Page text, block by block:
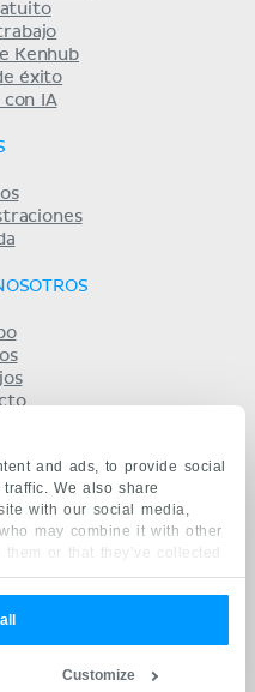
and ads, to provide social
We also share
with our social media,
may combine it with other
or that they’ve collected
Customize
Kenhub
éxito
IA
EN...